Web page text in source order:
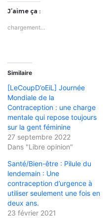
J’aime ça :
chargement…
Similaire
[LeCoupD’oEiL] Journée
Mondiale de la
Contraception : une charge
mentale qui repose toujours
sur la gent féminine
27 septembre 2022
Dans "Libre opinion"
Santé/Bien-être : Pilule du
lendemain : Une
contraception d’urgence à
utiliser seulement une fois en
deux ans.
23 février 2021